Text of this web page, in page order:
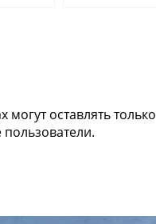
могут оставлять только